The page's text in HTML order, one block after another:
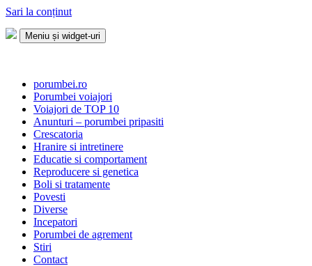
Sari la conținut
Meniu și widget-uri
porumbei.ro
Porumbei voiajori
Voiajori de TOP 10
Anunturi – porumbei pripasiti
Crescatoria
Hranire si intretinere
Educatie si comportament
Reproducere si genetica
Boli si tratamente
Povesti
Diverse
Incepatori
Porumbei de agrement
Stiri
Contact